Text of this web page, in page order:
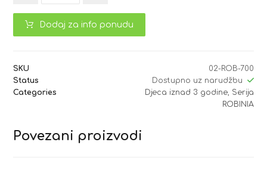
Dodaj za info ponudu
SKU
02-ROB-700
Status
Dostupno uz narudžbu
Categories
Djeca iznad 3 godine, Serija
ROBINIA
Povezani proizvodi